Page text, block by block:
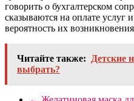
говорить о бухгалтерском
сказываются на оплате услуг
вероятность их
Читайте также:
Детские
выбрать?